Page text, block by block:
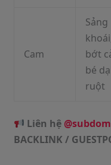
Cam
Sảng
bớt
bé
ruột
Liên hệ
BACKLINK /